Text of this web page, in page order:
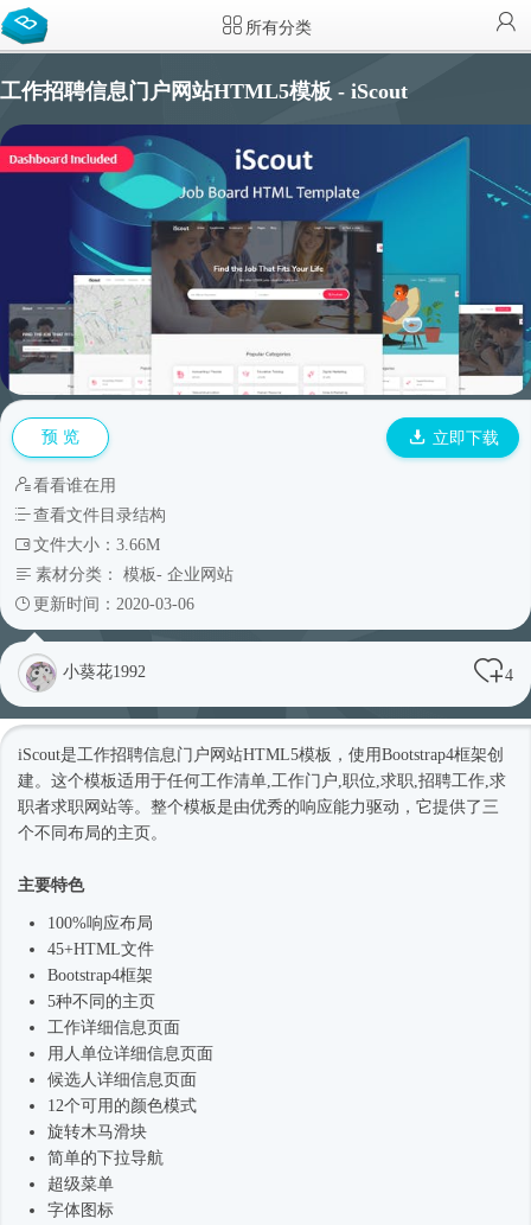
所有分类
工作招聘信息门户网站HTML5模板 - iScout
预 览 立即下载
看看谁在用
查看文件目录结构
文件大小：3.66M
素材分类： 模板- 企业网站
更新时间：2020-03-06
小葵花1992 4
iScout是工作招聘信息门户网站HTML5模板 ，使用Bootstrap4框架创
建。这个模板适用于任何工作清单,工作门户,职位,求职,招聘工作,求
职者求职网站等。整个模板是由优秀的响应能力驱动，它提供了三
个不同布局的主页。
主要特色
100%响应布局
45+HTML文件
Bootstrap4框架
5种不同的主页
工作详细信息页面
用人单位详细信息页面
候选人详细信息页面
12个可用的颜色模式
旋转木马滑块
简单的下拉导航
超级菜单
字体图标